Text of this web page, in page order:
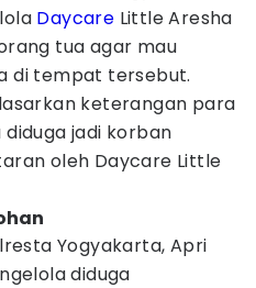
Daycare Little Aresha
tua agar mau
di tempat tersebut.
keterangan para
jadi korban
oleh Daycare Little
Yogyakarta, Apri
diduga